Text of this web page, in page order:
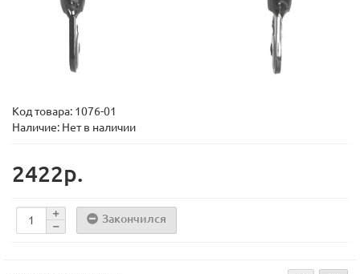
Код товара: 1076-01
Наличие: Нет в наличии
2422р.
Закончился